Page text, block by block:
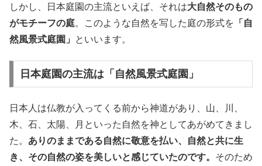
しかし、日本庭園の主流といえば、それは大自然そのもの
がモチーフの庭。このような自然を写した庭の形式を 「自
然風景式庭園」
といいます。
日本庭園の主流は「自然風景式庭園」
日本人は仏教が入ってくる前から神道があり、山、川、
木、石、太陽、月といった自然を神としてあがめてきまし
た。 ありのままである自然に敬意を払い、自然と共に生
き、その自然の姿を美しいと感じていたのです。 そのため